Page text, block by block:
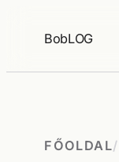
BobLOG
FŐOLDAL/